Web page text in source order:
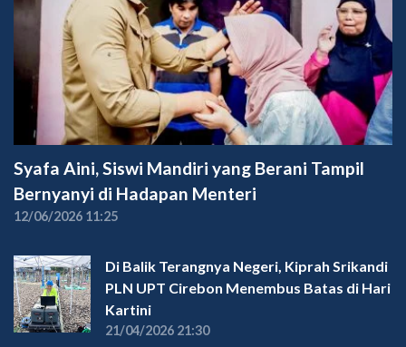
Syafa Aini, Siswi Mandiri yang Berani Tampil
Bernyanyi di Hadapan Menteri
12/06/2026 11:25
Di Balik Terangnya Negeri, Kiprah Srikandi
PLN UPT Cirebon Menembus Batas di Hari
Kartini
21/04/2026 21:30